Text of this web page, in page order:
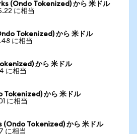
(Ondo Tokenized) から 米ドル
に相当
Tokenized) から 米ドル
に相当
から 米ドル
に相当
から 米ドル
に相当
(Ondo Tokenized) から 米ドル
に相当